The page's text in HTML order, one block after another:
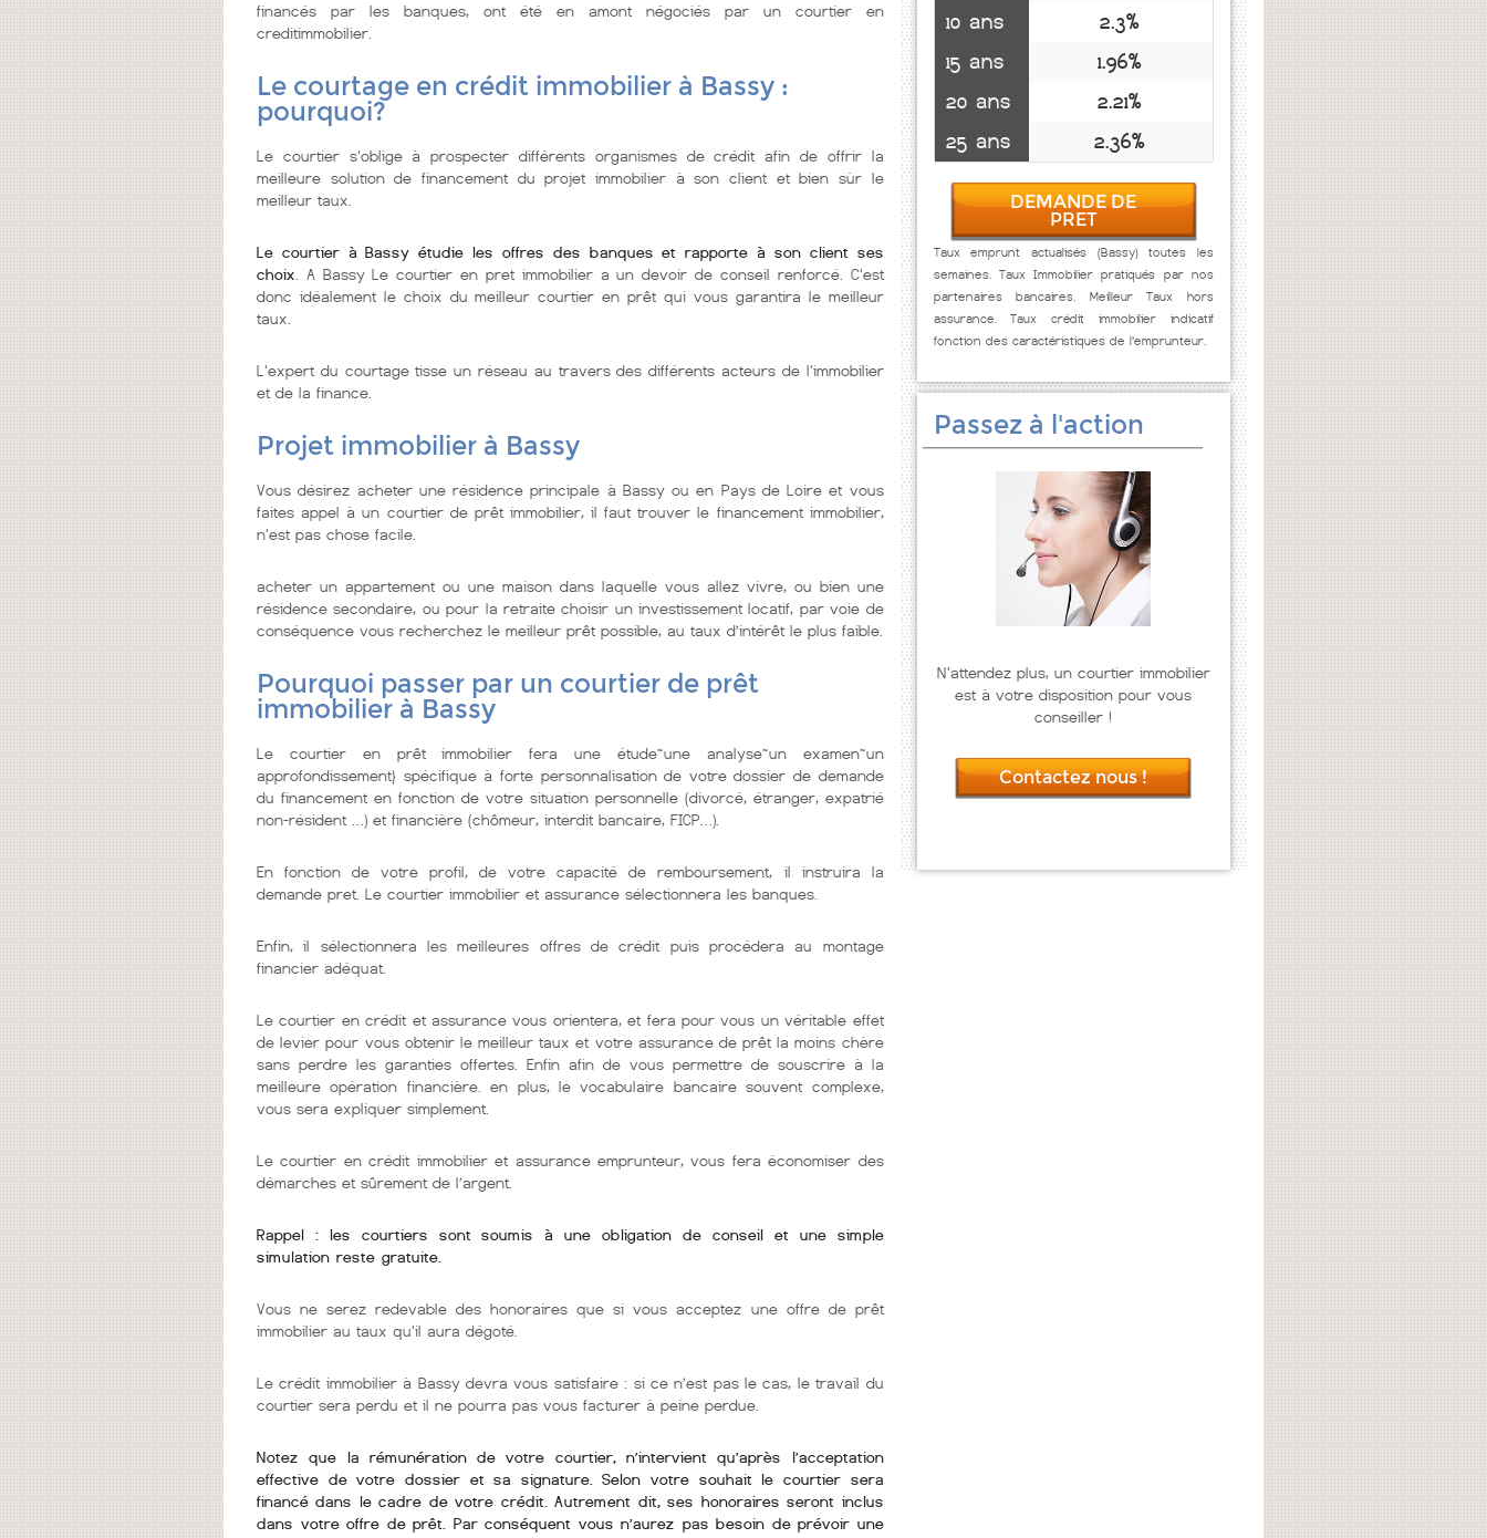
financés par les banques, ont été en amont négociés par un courtier en
creditimmobilier.
Le courtage en crédit immobilier à Bassy :
pourquoi?
Le courtier s'oblige à prospecter différents organismes de crédit afin de offrir la
meilleure solution de financement du projet immobilier à son client et bien sùr le
meilleur taux.
Le courtier à Bassy étudie les offres des banques et rapporte à son client ses
choix . A Bassy Le courtier en pret immobilier a un devoir de conseil renforcé. C'est
donc idéalement le choix du meilleur courtier en prêt qui vous garantira le meilleur
taux.
L'expert du courtage tisse un réseau au travers des différents acteurs de l'immobilier
et de la finance.
Projet immobilier à Bassy
Vous désirez acheter une résidence principale à Bassy ou en Pays de Loire et vous
faites appel à un courtier de prêt immobilier, il faut trouver le financement immobilier,
n'est pas chose facile.
acheter un appartement ou une maison dans laquelle vous allez vivre, ou bien une
résidence secondaire, ou pour la retraite choisir un investissement locatif, par voie de
conséquence vous recherchez le meilleur prêt possible, au taux d’intérêt le plus faible.
Pourquoi passer par un courtier de prêt
immobilier à Bassy
Le courtier en prêt immobilier fera une étude~une analyse~un examen~un
approfondissement} spécifique à forte personnalisation de votre dossier de demande
du financement en fonction de votre situation personnelle (divorcé, étranger, expatrié
non-résident …) et financière (chômeur, interdit bancaire, FICP…).
En fonction de votre profil, de votre capacité de remboursement, il instruira la
demande pret. Le courtier immobilier et assurance sélectionnera les banques.
Enfin, il sélectionnera les meilleures offres de crédit puis procédera au montage
financier adéquat.
Le courtier en crédit et assurance vous orientera, et fera pour vous un véritable effet
de levier pour vous obtenir le meilleur taux et votre assurance de prêt la moins chère
sans perdre les garanties offertes. Enfin afin de vous permettre de souscrire à la
meilleure opération financière. en plus, le vocabulaire bancaire souvent complexe,
vous sera expliquer simplement.
Le courtier en crédit immobilier et assurance emprunteur, vous fera économiser des
démarches et sûrement de l’argent.
Rappel : les courtiers sont soumis à une obligation de conseil et une simple
simulation reste gratuite.
Vous ne serez redevable des honoraires que si vous acceptez une offre de prêt
immobilier au taux qu'il aura dégoté.
Le crédit immobilier à Bassy devra vous satisfaire : si ce n’est pas le cas, le travail du
courtier sera perdu et il ne pourra pas vous facturer à peine perdue.
Notez que la rémunération de votre courtier, n’intervient qu’après l’acceptation
effective de votre dossier et sa signature. Selon votre souhait le courtier sera
financé dans le cadre de votre crédit. Autrement dit, ses honoraires seront inclus
dans votre offre de prêt. Par conséquent vous n’aurez pas besoin de prévoir une
10 ans
2.3%
15 ans
1.96%
20 ans
2.21%
25 ans
2.36%
DEMANDE DE
PRET
Taux emprunt actualisés (Bassy) toutes les
semaines. Taux Immobilier pratiqués par nos
partenaires bancaires. Meilleur Taux hors
assurance. Taux crédit immobilier indicatif
fonction des caractéristiques de l'emprunteur.
Passez à l'action
N'attendez plus, un courtier immobilier
est à votre disposition pour vous
conseiller !
Contactez nous !